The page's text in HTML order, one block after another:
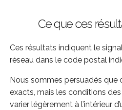
Ce que ces
Ces résultats indiquent le
réseau dans le code postal
Nous sommes persuadés que
exacts, mais les conditions
varier légèrement à l’intérieur